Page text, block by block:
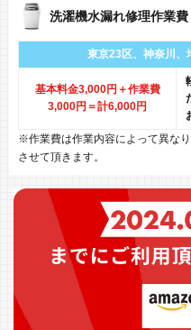
洗濯機水漏れ修理作業費
東京23区、神奈川、
基本料金3,000円＋作業費
3,000円 ＝計6,000円
※作業費は作業内容によって異な
させて頂きます。